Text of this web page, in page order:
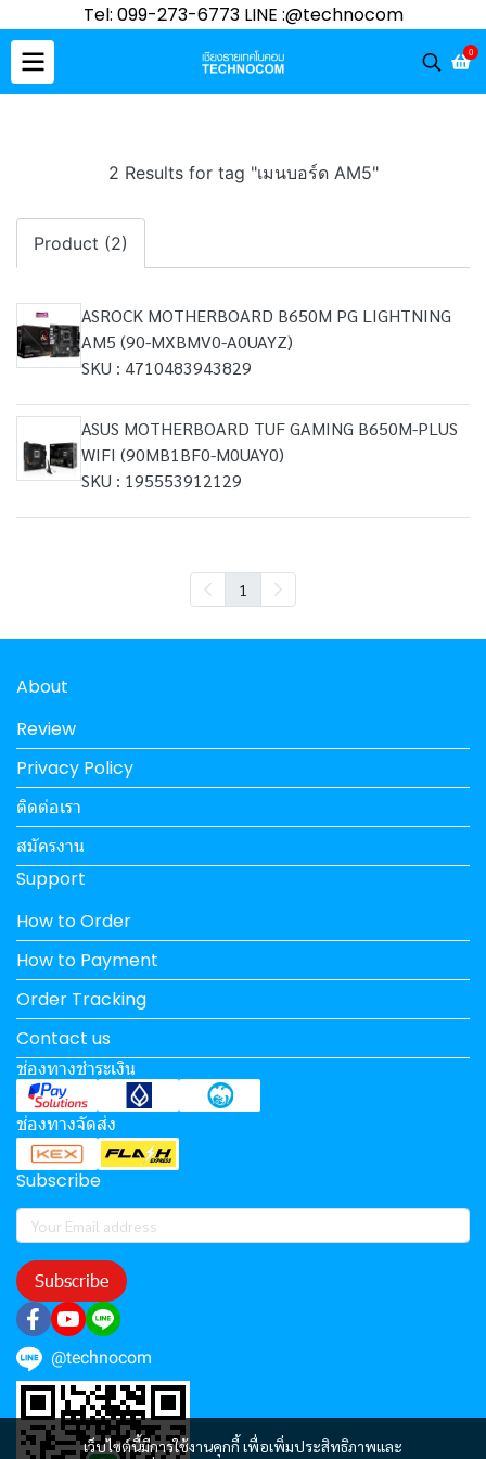
Tel: 099-273-6773 LINE :@technocom
0
2 Results for tag "เมนบอร์ด AM5"
Product (2)
ASROCK MOTHERBOARD B650M PG LIGHTNING
AM5 (90-MXBMV0-A0UAYZ)
SKU : 4710483943829
ASUS MOTHERBOARD TUF GAMING B650M-PLUS
WIFI (90MB1BF0-M0UAY0)
SKU : 195553912129
1
เว็บไซต์นี้มีการใช้งานคุกกี้ เพื่อเพิ่มประสิทธิภาพและ
About
Review
Privacy Policy
ติดต่อเรา
สมัครงาน
Support
How to Order
How to Payment
Order Tracking
Contact us
ช่องทางชำระเงิน
ช่องทางจัดส่ง
Subscribe
Subscribe
@technocom